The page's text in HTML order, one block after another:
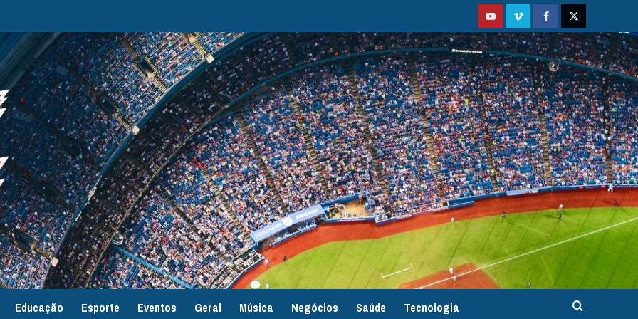
YoutubeVimeoFacebookTwitter
Educação Esporte Eventos Geral Música Negócios Saúde Tecnologia